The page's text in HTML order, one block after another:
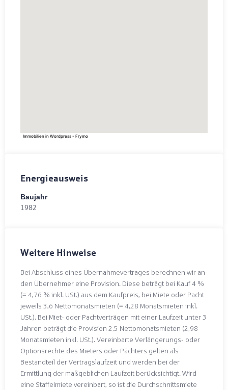
Immobilien in Wordpress - Frymo
Energieausweis
Baujahr
1982
Weitere Hinweise
Bei Abschluss eines Übernahmevertrages berechnen wir an
den Übernehmer eine Provision. Diese beträgt bei Kauf 4 %
(= 4,76 % inkl. USt.) aus dem Kaufpreis, bei Miete oder Pacht
jeweils 3,6 Nettomonatsmieten (= 4,28 Monatsmieten inkl.
USt.). Bei Miet- oder Pachtverträgen mit einer Laufzeit unter 3
Jahren beträgt die Provision 2,5 Nettomonatsmieten (2,98
Monatsmieten inkl. USt.). Vereinbarte Verlängerungs- oder
Optionsrechte des Mieters oder Pächters gelten als
Bestandteil der Vertragslaufzeit und werden bei der
Ermittlung der maßgeblichen Laufzeit berücksichtigt. Wird
eine Staffelmiete vereinbart, so ist die Durchschnittsmiete